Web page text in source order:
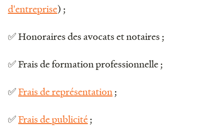
d'entreprise) ;
✅ Honoraires des avocats et notaires ;
✅ Frais de formation professionnelle ;
✅Frais de représentation;
✅Frais de publicité;